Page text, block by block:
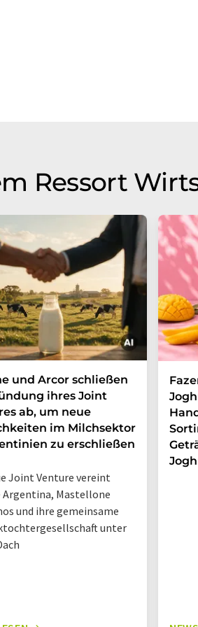
Ressort
und Arcor schließen
ihres Joint
ab, um neue
im Milchsektor
zu erschließen
Joint Venture vereint
Argentina, Mastellone
und ihre gemeinsame
unter